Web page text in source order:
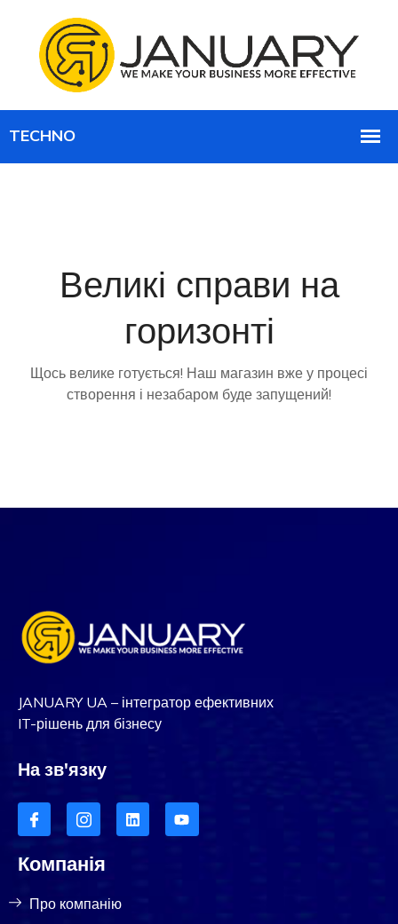
Великі справи на
горизонті
Щось велике готується! Наш магазин вже у процесі
створення і незабаром буде запущений!
JANUARY UA – інтегратор ефективних
IT-рішень для бізнесу
На зв'язку
Компанія
Про компанію